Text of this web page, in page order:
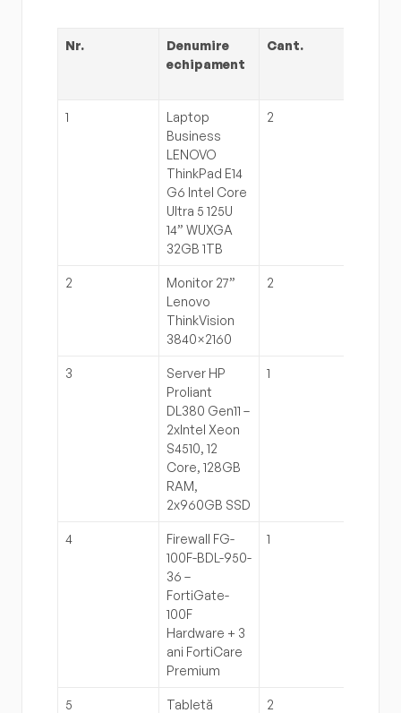
Nr.
Denumire
echipament
Cant.
1
Laptop
Business
LENOVO
ThinkPad E14
G6 Intel Core
Ultra 5 125U
14” WUXGA
32GB 1TB
2
2
Monitor 27”
Lenovo
ThinkVision
3840×2160
2
3
Server HP
Proliant
DL380 Gen11 –
2xIntel Xeon
S4510, 12
Core, 128GB
RAM,
2x960GB SSD
1
4
Firewall FG-
100F-BDL-950-
36 –
FortiGate-
100F
Hardware + 3
ani FortiCare
Premium
1
5
Tabletă
2